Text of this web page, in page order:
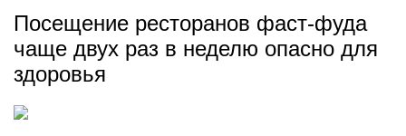
Посещение ресторанов фаст-фуда
чаще двух раз в неделю опасно для
здоровья